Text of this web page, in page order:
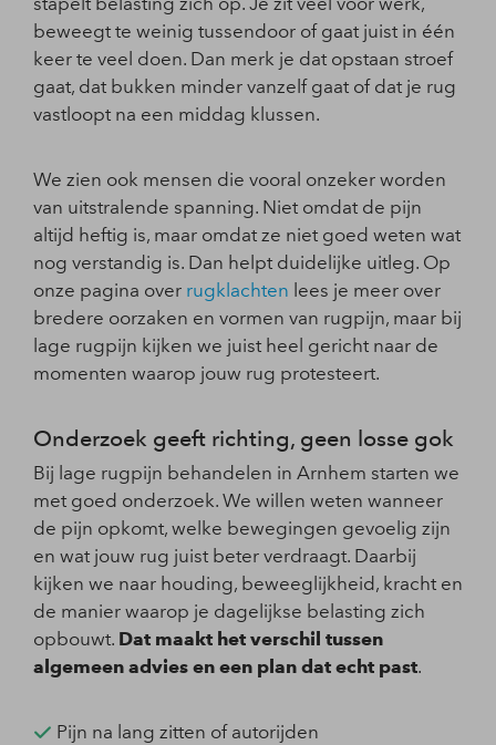
beweegt te weinig tussendoor of gaat juist in één
keer te veel doen. Dan merk je dat opstaan stroef
gaat, dat bukken minder vanzelf gaat of dat je rug
vastloopt na een middag klussen.
We zien ook mensen die vooral onzeker worden
van uitstralende spanning. Niet omdat de pijn
altijd heftig is, maar omdat ze niet goed weten wat
nog verstandig is. Dan helpt duidelijke uitleg. Op
onze pagina over rugklachten lees je meer over
bredere oorzaken en vormen van rugpijn, maar bij
lage rugpijn kijken we juist heel gericht naar de
momenten waarop jouw rug protesteert.
Onderzoek geeft richting, geen losse gok
Bij lage rugpijn behandelen in Arnhem starten we
met goed onderzoek. We willen weten wanneer
de pijn opkomt, welke bewegingen gevoelig zijn
en wat jouw rug juist beter verdraagt. Daarbij
kijken we naar houding, beweeglijkheid, kracht en
de manier waarop je dagelijkse belasting zich
opbouwt. Dat maakt het verschil tussen
algemeen advies en een plan dat echt past.
Pijn na lang zitten of autorijden